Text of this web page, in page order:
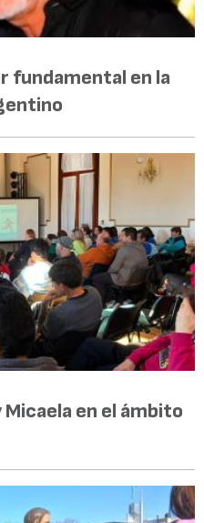
fundamental en la
en el ámbito